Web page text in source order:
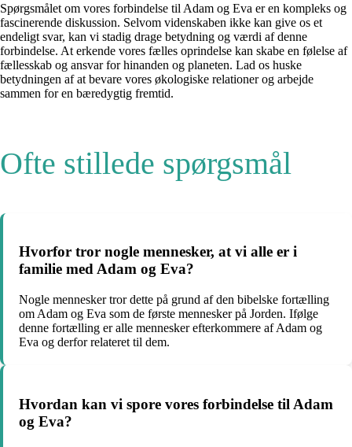
Spørgsmålet om vores forbindelse til Adam og Eva er en kompleks og
fascinerende diskussion. Selvom videnskaben ikke kan give os et
endeligt svar, kan vi stadig drage betydning og værdi af denne
forbindelse. At erkende vores fælles oprindelse kan skabe en følelse af
fællesskab og ansvar for hinanden og planeten. Lad os huske
betydningen af at bevare vores økologiske relationer og arbejde
sammen for en bæredygtig fremtid.
Ofte stillede spørgsmål
Hvorfor tror nogle mennesker, at vi alle er i
familie med Adam og Eva?
Nogle mennesker tror dette på grund af den bibelske fortælling
om Adam og Eva som de første mennesker på Jorden. Ifølge
denne fortælling er alle mennesker efterkommere af Adam og
Eva og derfor relateret til dem.
Hvordan kan vi spore vores forbindelse til Adam
og Eva?